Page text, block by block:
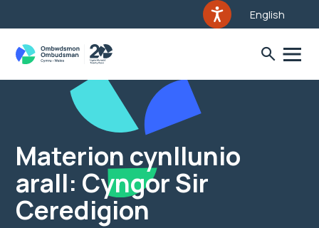
English
Materion cynllunio
arall: Cyngor Sir
Ceredigion